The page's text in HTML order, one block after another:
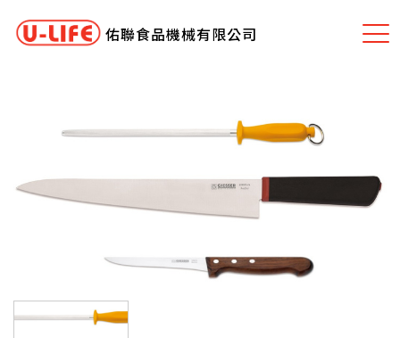
佑聯食品機械有限公司